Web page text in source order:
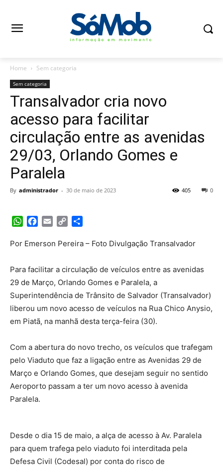
Home Sem categoria
Sem categoria
Transalvador cria novo
acesso para facilitar
circulação entre as avenidas
29/03, Orlando Gomes e
Paralela
By administrador - 30 de maio de 2023 0
405
WhatsApp
Facebook
Email Copy
Por Emerson Pereira – Foto Divulgação Transalvador
Para facilitar a circulação de veículos entre as avenidas
29 de Março, Orlando Gomes e Paralela, a
Superintendência de Trânsito de Salvador (Transalvador)
liberou um novo acesso de veículos na Rua Chico Anysio,
em Piatã, na manhã desta terça-feira (30).
Com a abertura do novo trecho, os veículos que trafegam
pelo Viaduto que faz a ligação entre as Avenidas 29 de
Março e Orlando Gomes, que desejam seguir no sentido
Aeroporto passam a ter um novo acesso à avenida
Paralela.
Desde o dia 15 de maio, a alça de acesso à Av. Paralela
para quem trafega pelo viaduto foi interditada pela
Defesa Civil (Codesal) por conta do risco de